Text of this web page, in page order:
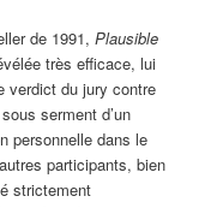
de 1991,Plausible
très efficace, lui
verdict du jury contre
serment d’un
personnelle dans le
participants, bien
strictement